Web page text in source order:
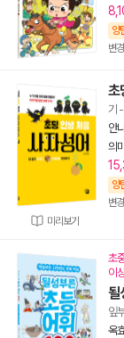
양
변경
미리보기
초
기 -
안
의
양
변경
초
이
될
잎
옥